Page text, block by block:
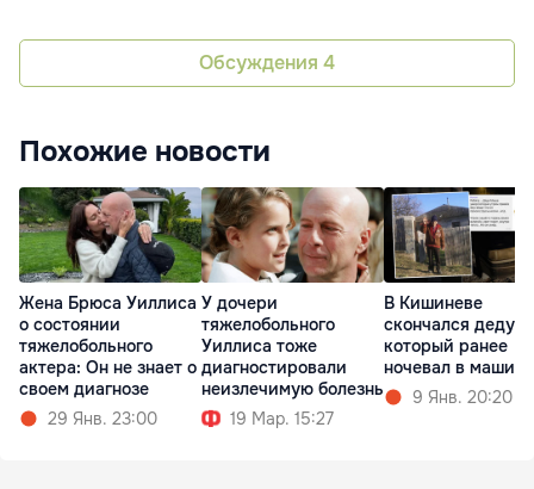
Обсуждения 4
Похожие новости
Жена Брюса Уиллиса
о состоянии
тяжелобольного
актера: Он не знает о
своем диагнозе
29 Янв. 23:00
У дочери
тяжелобольного
Уиллиса тоже
диагностировали
неизлечимую болезнь
19 Мар. 15:27
В Кишиневе
скончался
который ранее
ночевал в машине
9 Янв. 20:20